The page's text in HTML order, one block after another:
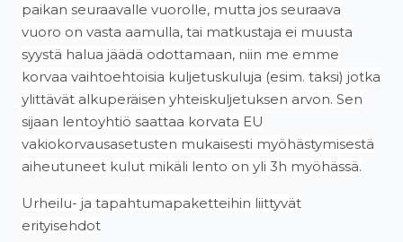
paikan seuraavalle vuorolle, mutta jos seuraava
vuoro on vasta aamulla, tai matkustaja ei muusta
syystä halua jäädä odottamaan, niin me emme
korvaa vaihtoehtoisia kuljetuskuluja (esim. taksi) jotka
ylittävät alkuperäisen yhteiskuljetuksen arvon. Sen
sijaan lentoyhtiö saattaa korvata EU
vakiokorvausasetusten mukaisesti myöhästymisestä
aiheutuneet kulut mikäli lento on yli 3h myöhässä.
Urheilu- ja tapahtumapaketteihin liittyvät
erityisehdot